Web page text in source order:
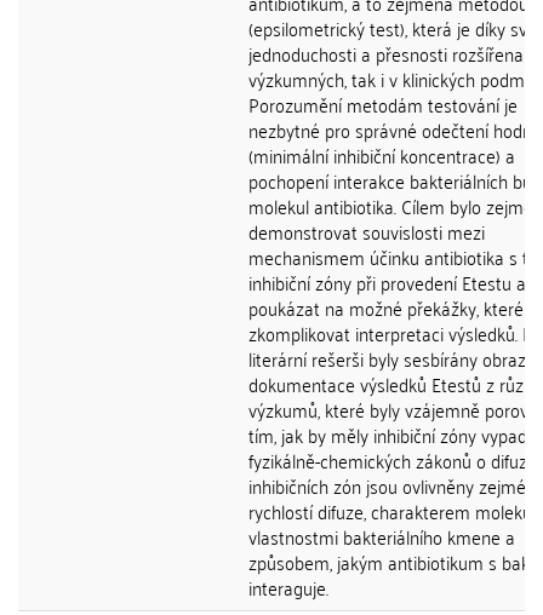
(epsilometrický test), která je díky své
jednoduchosti a přesnosti rozšířena
výzkumných, tak i v klinických
Porozumění metodám testování je
nezbytné pro správné odečtení
(minimální inhibiční koncentrace) a
pochopení interakce bakteriálních
molekul antibiotika. Cílem bylo
demonstrovat souvislosti mezi
mechanismem účinku antibiotika s
inhibiční zóny při provedení Etestu a
poukázat na možné překážky, které
zkomplikovat interpretaci výsledků. Při
literární rešerši byly sesbírány
dokumentace výsledků Etestů z
výzkumů, které byly vzájemně
tím, jak by měly inhibiční zóny
fyzikálně-chemických zákonů o difuzi.
inhibičních zón jsou ovlivněny
rychlostí difuze, charakterem molekul,
vlastnostmi bakteriálního kmene a
způsobem, jakým antibiotikum s
interaguje.